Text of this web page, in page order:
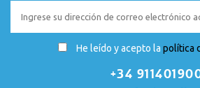
He leído y acepto la política
+34